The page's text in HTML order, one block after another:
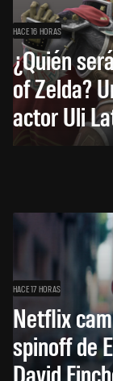
HACE 16 HORAS
¿Quién
of Zelda?
actor Uli
HACE 17 HORAS
Netflix
spinoff de
David